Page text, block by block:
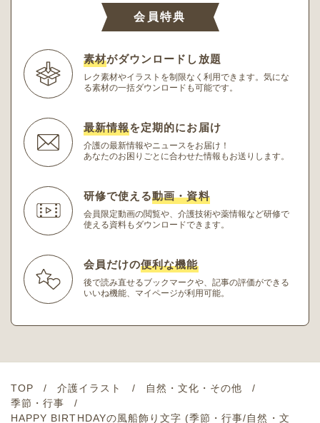
会員特典
素材がダウンロードし放題
レク素材やイラストを制限なく利用できます。 気にな
る素材の一括ダウンロードも可能です。
最新情報を定期的にお届け
介護の最新情報やニュースをお届け！
あなたのお困りごとに合わせた情報もお送りします。
研修で使える動画・資料
会員限定動画の閲覧や、介護技術や薬情報など研修で
使える資料もダウンロードできます。
会員だけの便利な機能
後で読み直せるブックマークや、記事の評価ができる
いいね機能、マイページが利用可能。
TOP 介護イラスト
自然・文化・その他
季節・行事
HAPPY BIRTHDAYの風船飾り文字 (季節・行事/自然・文